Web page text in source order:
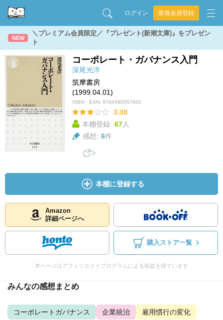
ログイン 新規会員登録
NEW
＼プレミアム会員限定／『プレゼント(新潮文庫)』をプレゼン
ト
コーポレート・ガバナンス入門
深尾光洋
筑摩書房
(1999.04.01)
ISBN・EAN: 9784480057945
3.08
本棚登録: 67人
感想: 6件
本棚に登録する
Amazon
詳細ページへ
購入ストア一覧
本ページはアフィリエイトプログラムによる収益を得ています
みんなの感想まとめ
コーポレートガバナンス 企業統治
雇用慣行の変化